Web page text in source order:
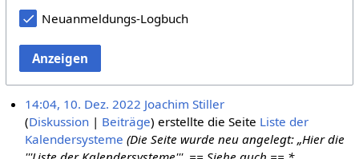
Neuanmeldungs-Logbuch
Anzeigen
14:04, 10. Dez. 2022 Joachim Stiller
Diskussion
Beiträge erstellte die Seite Liste der
Kalendersysteme (Die Seite wurde neu angelegt: „Hier die